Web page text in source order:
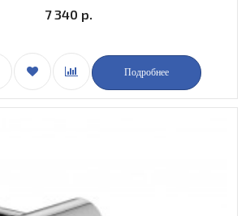
7 340 р.
Подробнее